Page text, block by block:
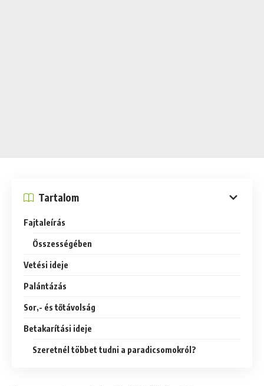
Tartalom
Fajtaleírás
Összességében
Vetési ideje
Palántázás
Sor,- és tőtávolság
Betakarítási ideje
Szeretnél többet tudni a paradicsomokról?